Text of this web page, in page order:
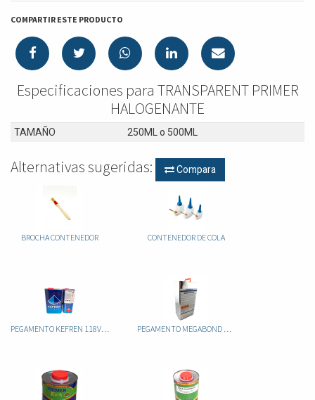
COMPARTIR ESTE PRODUCTO
Especificaciones para TRANSPARENT PRIMER
HALOGENANTE
TAMAÑO 250MLo 500ML
Alternativas sugeridas: Compara
BROCHA CONTENEDOR CONTENEDOR DE COLA
PEGAMENTO KEFREN 118VG POLIURETANO 5L PEGAMENTO MEGABOND KORA CRAFT 4KG